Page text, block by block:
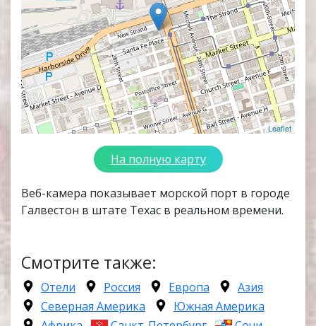
Leaflet
На полную карту
Веб-камера показывает морской порт в городе
Галвестон в штате Техас в реальном времени.
Смотрите также:
Отели Россия Европа
Азия
Северная Америка
Южная Америка